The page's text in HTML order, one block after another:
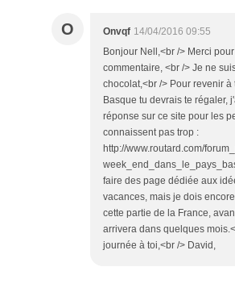
O Onvqf 14/04/2016 09:55
Bonjour Nell,<br /> Merci
commentaire, <br /> Je ne
chocolat,<br /> Pour revenir
Basque tu devrais te régaler,
réponse sur ce site pour les
connaissent pas trop :
http://www.routard.com/
faire des page dédiée aux
vacances, mais je dois
cette partie de la France,
arrivera dans quelques
journée à toi,<br /> David,